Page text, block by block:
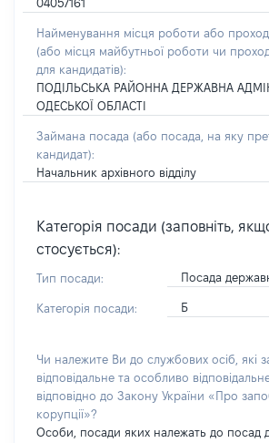
04057161
Найменування місця роботи або
(або місця майбутньої роботи чи
для кандидатів):
ПОДІЛЬСЬКА РАЙОННА ДЕРЖАВНА
ОДЕСЬКОЇ ОБЛАСТІ
Займана посада (або посада, на яку
кандидат):
Начальник архівного відділу
Категорія посади (заповніть,
стосується):
Тип посади: Посада
Категорія посади: Б
Чи належите Ви до службових осіб, які
відповідальне та особливо
відповідно до Закону України «Про
корупції»?
Особи, посади яких належать до посад